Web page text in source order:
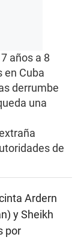
años a 8
en Cuba
derrumbe
una
de
Ardern
y Sheikh
por